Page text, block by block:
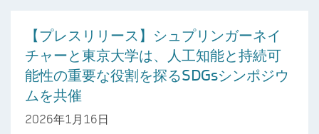
【プレスリリース】シュプリンガーネイ
チャーと東京大学は、人工知能と持続可
能性の重要な役割を探るSDGsシンポジウ
ムを共催
2026年1月16日